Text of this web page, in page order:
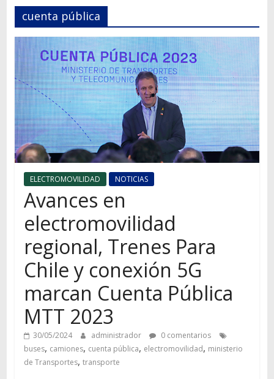
Autos,
camiones,
motos,
información
del
mundo
del
transporte
cuenta pública
ELECTROMOVILIDAD NOTICIAS
Avances en
electromovilidad
regional, Trenes Para
Chile y conexión 5G
marcan Cuenta Pública
MTT 2023
30/05/2024 administrador
0 comentarios
buses, camiones, cuenta pública, electromovilidad, ministerio
de Transportes, transporte